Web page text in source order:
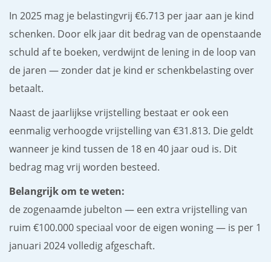
In 2025 mag je belastingvrij €6.713 per jaar aan je kind
schenken. Door elk jaar dit bedrag van de openstaande
schuld af te boeken, verdwijnt de lening in de loop van
de jaren — zonder dat je kind er schenkbelasting over
betaalt.
Naast de jaarlijkse vrijstelling bestaat er ook een
eenmalig verhoogde vrijstelling van €31.813. Die geldt
wanneer je kind tussen de 18 en 40 jaar oud is. Dit
bedrag mag vrij worden besteed.
Belangrijk om te weten:
de zogenaamde jubelton — een extra vrijstelling van
ruim €100.000 speciaal voor de eigen woning — is per 1
januari 2024 volledig afgeschaft.